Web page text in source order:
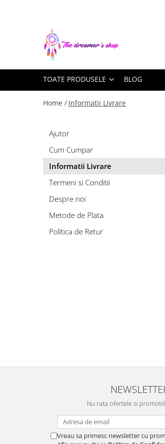
Toate Produsele
Dreamcatchers
Pentru masina
Bratari pentru EA
Bratari pentru EL
Bijuterii Aromaterapie
Coliere Aromaterapie
Bratari Aromaterapie
Lumanari Parfumate
TOATE PRODUSELE BLOG
Home / Informatii Livrare
Ajutor
Cum Cumpar
Informatii Livrare
Termeni si Conditii
Despre noi
Metode de Plata
Politica de Retur
Nu rata ofertele si
Vreau sa primesc newsletter cu